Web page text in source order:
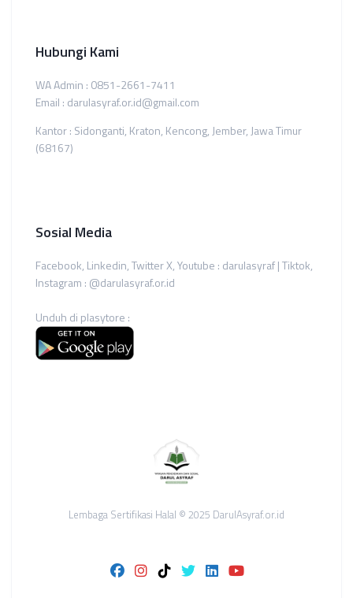
Hubungi Kami
WA Admin : 0851-2661-7411
Email : darulasyraf.or.id@gmail.com
Kantor : Sidonganti, Kraton, Kencong, Jember, Jawa Timur
(68167)
Sosial Media
Facebook, Linkedin, Twitter X, Youtube : darulasyraf | Tiktok,
Instagram : @darulasyraf.or.id
Unduh di plasytore :
Lembaga Sertifikasi Halal © 2025 DarulAsyraf.or.id